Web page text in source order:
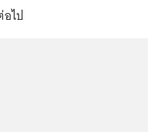
ไป